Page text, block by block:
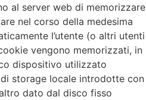
al server web di memorizzare
nel corso della medesima
l’utente (o altri utenti
vengono memorizzati, in
dispositivo utilizzato
storage locale introdotte con
dato dal disco fisso